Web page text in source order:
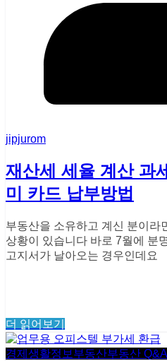
jipjurom
재산세 세율 계산 과
미 카드 납부방법
부동산을 소유하고 계신 분이라
상황이 있습니다 바로 7월에 분
고지서가 날아오는 경우인데요
더 읽어보기
경제생활정보 부동산부동산 Q&A